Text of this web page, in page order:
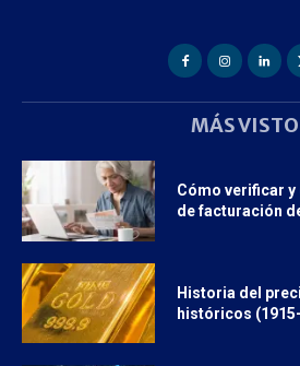
MÁS VISTO
Cómo verificar
de facturación
Historia del
históricos